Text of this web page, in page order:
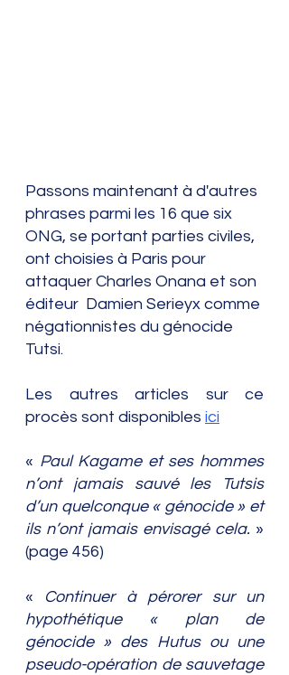
Passons maintenant à d'autres
phrases parmi les 16 que six
ONG, se portant parties civiles,
ont choisies à Paris pour
attaquer Charles Onana et son
éditeur  Damien Serieyx comme
négationnistes du génocide
Tutsi.
Les autres articles sur ce
procès sont disponibles ici
« Paul Kagame et ses hommes
n’ont jamais sauvé les Tutsis
d’un quelconque « génocide » et
ils n’ont jamais envisagé cela. »
(page 456)
« Continuer à pérorer sur un
hypothétique « plan de
génocide » des Hutus ou une
pseudo-opération de sauvetage